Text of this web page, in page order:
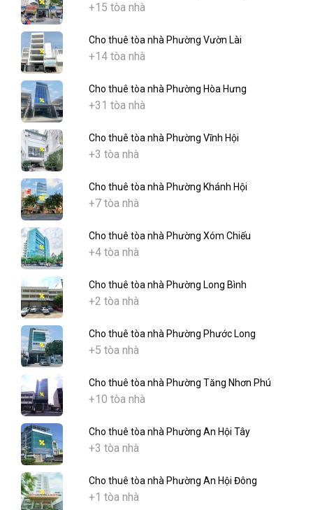
+15 tòa nhà
Cho thuê tòa nhà Phường Vườn Lài
+14 tòa nhà
Cho thuê tòa nhà Phường Hòa Hưng
+31 tòa nhà
Cho thuê tòa nhà Phường Vĩnh Hội
+3 tòa nhà
Cho thuê tòa nhà Phường Khánh Hội
+7 tòa nhà
Cho thuê tòa nhà Phường Xóm Chiếu
+4 tòa nhà
Cho thuê tòa nhà Phường Long Bình
+2 tòa nhà
Cho thuê tòa nhà Phường Phước Long
+5 tòa nhà
Cho thuê tòa nhà Phường Tăng Nhơn Phú
+10 tòa nhà
Cho thuê tòa nhà Phường An Hội Tây
+3 tòa nhà
Cho thuê tòa nhà Phường An Hội Đông
+1 tòa nhà